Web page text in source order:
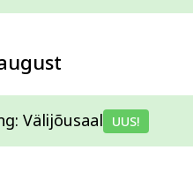
Välijõusaal UUS!